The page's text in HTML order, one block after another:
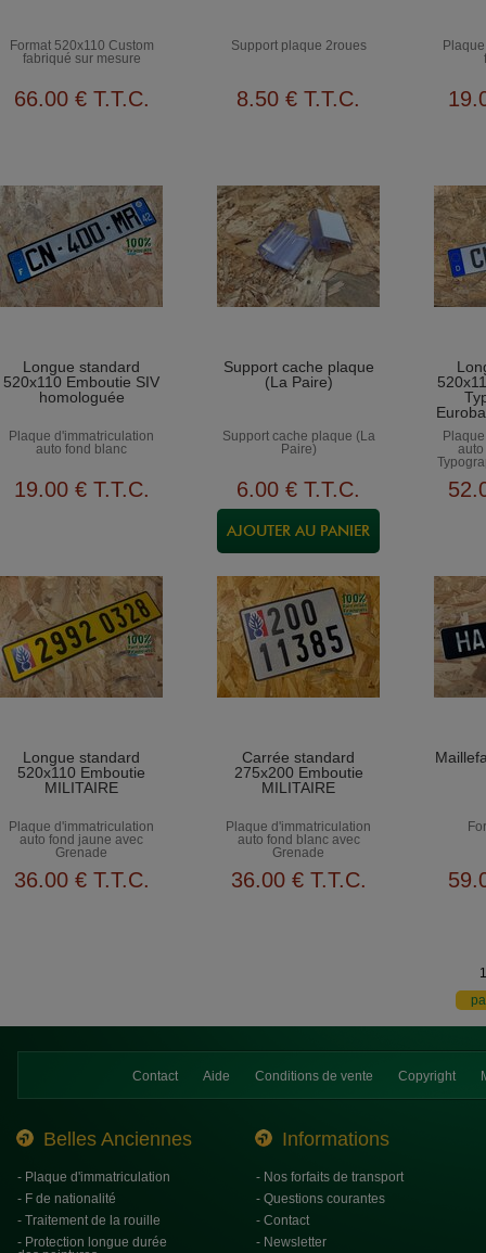
Format 520x110 Custom
fabriqué sur mesure
66.00 € T.T.C.
Support plaque 2roues
8.50 € T.T.C. 19
Longue standard
520x110 Emboutie SIV
homologuée
Plaque d'immatriculation
auto fond blanc
19.00 € T.T.C.
Support cache plaque
(La Paire)
Support cache plaque (La
Paire)
6.00 € T.T.C. 52
Longue standard
520x110 Emboutie
MILITAIRE
Plaque d'immatriculation
auto fond jaune avec
Grenade
36.00 € T.T.C.
Carrée standard
275x200 Emboutie
MILITAIRE
Plaque d'immatriculation
auto fond blanc avec
Grenade
36.00 € T.T.C. 59
1
Contact Aide Conditions de vente Copyright
Belles Anciennes Informations
- Plaque d'immatriculation
- F de nationalité
- Traitement de la rouille
- Protection longue durée
- Nos forfaits de transport
- Questions courantes
- Contact
- Newsletter